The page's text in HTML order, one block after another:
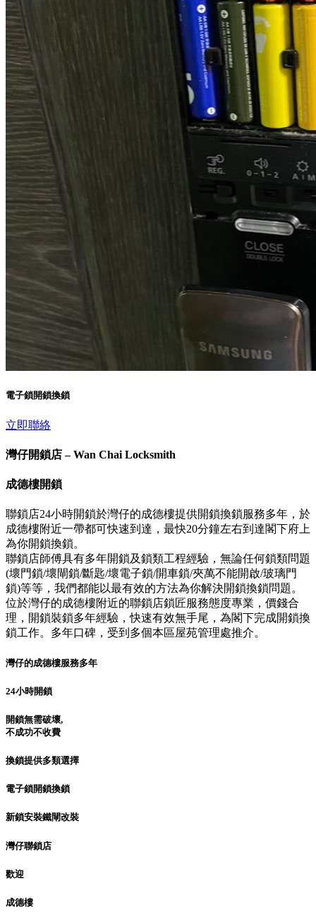
電子鎖開鎖換鎖
立即聯絡
灣仔開鎖店 – Wan Chai Locksmith
成德樓開鎖
聯鎖店24小時開鎖於灣仔的成德樓提供開鎖換鎖服務多年，於
成德樓附近一帶都可快速到達，最快20分鐘左右到達閣下府上
為你開鎖換鎖。
聯鎖店師傅具有多年開鎖及鎖類工程經驗，無論任何鎖類問題
(壞門鎖/壞閘鎖/斷匙/壞電子鎖/開車鎖/夾萬不能開啟/玻璃門
鎖)等等，我們都能以最有效的方法為你解決開鎖換鎖問題。
位於灣仔的成德樓附近的聯鎖店鎖匠服務態度專業，價錢合
理，開鎖裝鎖多年經驗，快速有效無手尾，為閣下完成開鎖換
鎖工作。多年口碑，受到多個本區屋苑管理處推介。
灣仔的成德樓服務多年
24小時開鎖
開鎖無需破壞,
不成功不收費
換鎖提供多類選擇
電子鎖開鎖換鎖
新鎖安裝鐵閘改裝
灣仔聯鎖店
歡迎
成德樓